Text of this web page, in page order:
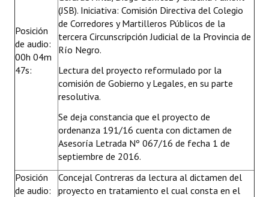
Posición
de audio:
00h 04m
47s:
(JSB). Iniciativa: Comisión Directiva del Colegio
de Corredores y Martilleros Públicos de la
tercera Circunscripción Judicial de la Provincia de
Río Negro.
Lectura del proyecto reformulado por la
comisión de Gobierno y Legales, en su parte
resolutiva.
Se deja constancia que el proyecto de
ordenanza 191/16 cuenta con dictamen de
Asesoría Letrada Nº 067/16 de fecha 1 de
septiembre de 2016.
Posición
de audio:
Concejal Contreras da lectura al dictamen del
proyecto en tratamiento el cual consta en el